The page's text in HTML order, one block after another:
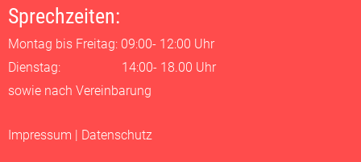
Sprechzeiten:
Montag bis Freitag: 09:00- 12:00 Uhr
Dienstag: 14:00- 18.00 Uhr
sowie nach Vereinbarung
Impressum Datenschutz